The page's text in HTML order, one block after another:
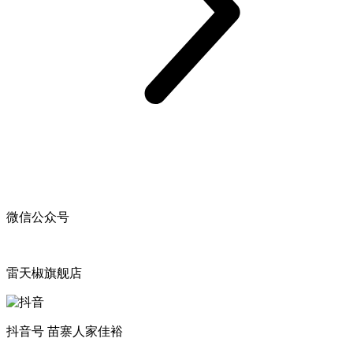
微信公众号
雷天椒旗舰店
抖音号 苗寨人家佳裕